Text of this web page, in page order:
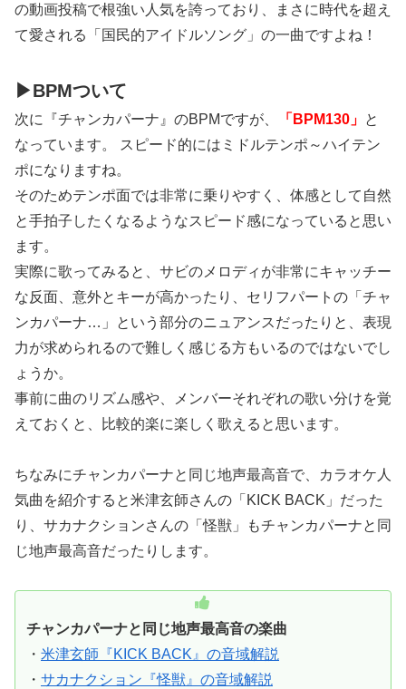
の動画投稿で根強い人気を誇っており、まさに時代を超え
て愛される「国民的アイドルソング」の一曲ですよね！
▶BPMついて
次に『チャンカパーナ』のBPMですが、 「BPM130」 と
なっています。 スピード的にはミドルテンポ～ハイテン
ポになりますね。
そのためテンポ面では非常に乗りやすく、体感として自然
と手拍子したくなるようなスピード感になっていると思い
ます。
実際に歌ってみると、サビのメロディが非常にキャッチー
な反面、意外とキーが高かったり、セリフパートの「チャ
ンカパーナ…」という部分のニュアンスだったりと、表現
力が求められるので難しく感じる方もいるのではないでし
ょうか。
事前に曲のリズム感や、メンバーそれぞれの歌い分けを覚
えておくと、比較的楽に楽しく歌えると思います。
ちなみにチャンカパーナと同じ地声最高音で、カラオケ人
気曲を紹介すると米津玄師さんの「KICK BACK」だった
り、サカナクションさんの「怪獣」もチャンカパーナと同
じ地声最高音だったりします。
チャンカパーナと同じ地声最高音の楽曲
・ 米津玄師『KICK BACK』の音域解説
・ サカナクション『怪獣』の音域解説